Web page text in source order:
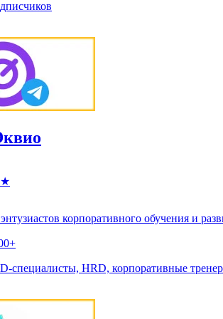
корпоративного обучения и
специалисты, HRD, корпоративные